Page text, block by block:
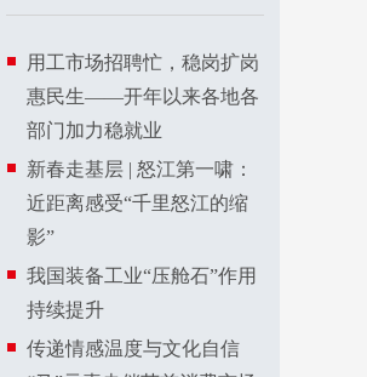
用工市场招聘忙，稳岗扩岗
惠民生——开年以来各地各
部门加力稳就业
新春走基层 | 怒江第一啸：
近距离感受“千里怒江的缩
影”
我国装备工业“压舱石”作用
持续提升
传递情感温度与文化自信